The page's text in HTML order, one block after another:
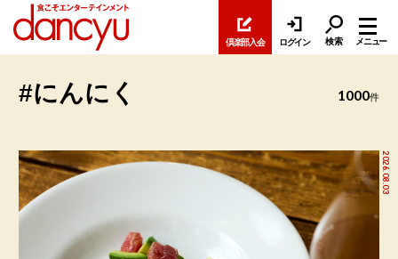
倶楽部入会 ログイン 検索 メニュー
#にんにく 1000件
2026.08.03